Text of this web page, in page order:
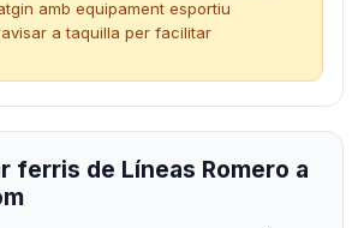
amb equipament esportiu
a taquilla per facilitar
ferris de Líneas Romero a